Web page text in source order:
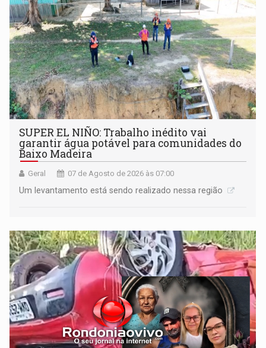
SUPER EL NIÑO: Trabalho inédito vai
garantir água potável para comunidades do
Baixo Madeira
Geral 07 de Agosto de 2026 às 07:00
Um levantamento está sendo realizado nessa região